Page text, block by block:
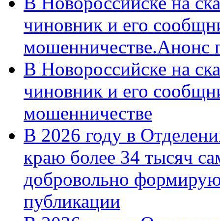
чиновник и его
мошенничестве.Анонс
В Новороссийске на
чиновник и его
мошенничестве
В 2026 году в
краю более 34 тысяч
добровольно
публикации